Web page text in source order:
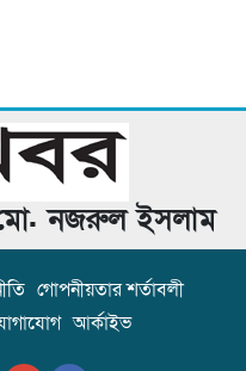
নজরুল ইসলাম
গোপনীয়তার শর্তাবলী
আর্কাইভ